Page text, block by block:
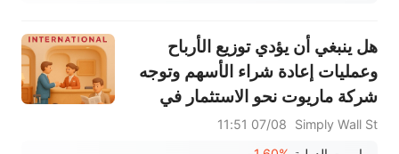
هل ينبغي أن يؤدي توزيع الأرباح
وعمليات إعادة شراء الأسهم وتوجه
شركة ماريوت نحو الاستثمار في
الصين إلى تغيير استراتيجية الشركة
الاستثمارية؟
Simply Wall St
07/08 11:51